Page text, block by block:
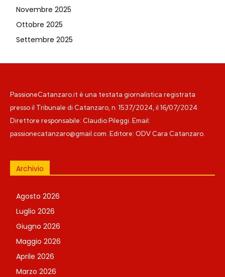
Novembre 2025
Ottobre 2025
Settembre 2025
PassioneCatanzaro.it è una testata giornalistica registrata
presso il Tribunale di Catanzaro, n. 1537/2024, il 16/07/2024.
Direttore responsabile: Claudio Pileggi. Email:
passionecatanzaro@gmail.com. Editore: ODV Cara Catanzaro.
Archivio
Agosto 2026
Luglio 2026
Giugno 2026
Maggio 2026
Aprile 2026
Marzo 2026